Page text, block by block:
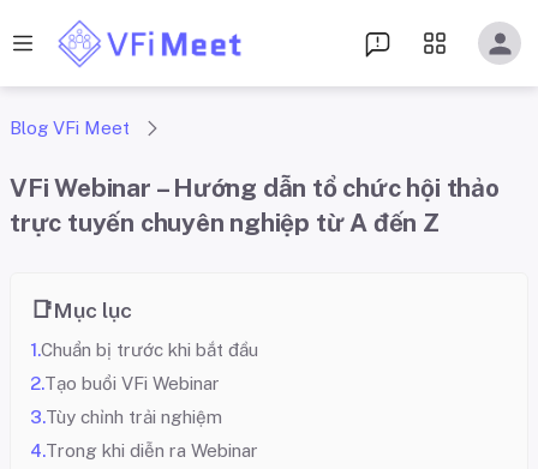
Blog VFi Meet
VFi Webinar – Hướng dẫn tổ chức hội thảo
trực tuyến chuyên nghiệp từ A đến Z
Mục lục
Chuẩn bị trước khi bắt đầu
Tạo buổi VFi Webinar
Tùy chỉnh trải nghiệm
Trong khi diễn ra Webinar